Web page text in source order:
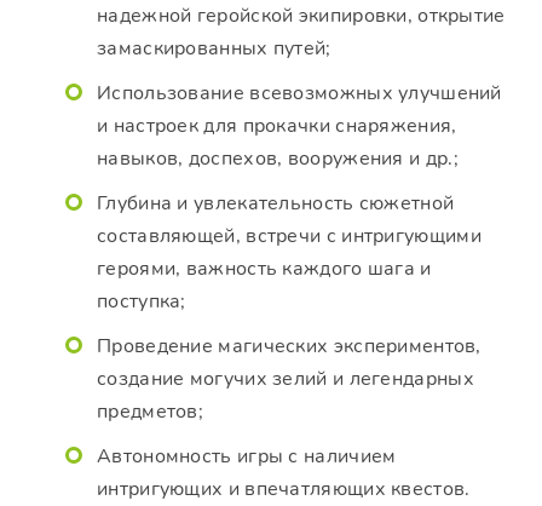
надежной геройской экипировки, открытие
замаскированных путей;
Использование всевозможных улучшений
и настроек для прокачки снаряжения,
навыков, доспехов, вооружения и др.;
Глубина и увлекательность сюжетной
составляющей, встречи с интригующими
героями, важность каждого шага и
поступка;
Проведение магических экспериментов,
создание могучих зелий и легендарных
предметов;
Автономность игры с наличием
интригующих и впечатляющих квестов.